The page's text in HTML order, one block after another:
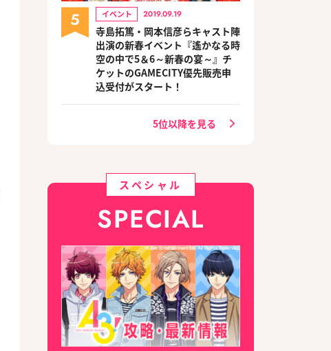
5 イベント 2019.09.19
寺島拓篤・岡本信彦らキャスト陣
出演の新春イベント『遙かなる時
空の中で5＆6～新春の宴～』チ
ケットのGAMECITY優先販売申
込受付がスタート！
5位以降を見る
スペシャル
SPECIAL